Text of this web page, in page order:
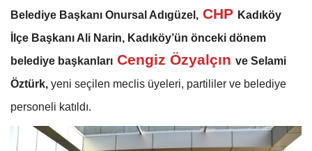
Belediye Başkanı Onursal Adıgüzel, CHP Kadıköy
İlçe Başkanı Ali Narin, Kadıköy’ün önceki dönem
belediye başkanları Cengiz Özyalçın ve Selami
Öztürk, yeni seçilen meclis üyeleri, partililer ve belediye
personeli katıldı.